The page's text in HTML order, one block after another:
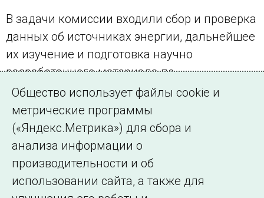
В задачи комиссии входили сбор и проверка
данных об источниках энергии, дальнейшее
их изучение и подготовка научно
разработанного материала по
использованию этих источников
государственной сетью районных
электростанций.
← Все публикации
Общество использует файлы cookie и
метрические программы
(«Яндекс.Метрика») для сбора и
анализа информации о
производительности и об
использовании сайта, а также для